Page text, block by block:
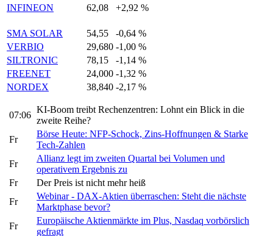
INFINEON
62,08 +2,92 %
SMA SOLAR 54,55
-0,64 %
VERBIO
29,680 -1,00 %
SILTRONIC
78,15
-1,14 %
FREENET
24,000 -1,32 %
NORDEX
38,840 -2,17 %
07:06
KI-Boom treibt Rechenzentren: Lohnt ein Blick in die
zweite Reihe?
Fr
Börse Heute: NFP-Schock, Zins-Hoffnungen & Starke
Tech-Zahlen
Fr
Allianz legt im zweiten Quartal bei Volumen und
operativem Ergebnis zu
Fr
Der Preis ist nicht mehr heiß
Fr
Webinar - DAX-Aktien überraschen: Steht die nächste
Marktphase bevor?
Fr
Europäische Aktienmärkte im Plus, Nasdaq vorbörslich
gefragt